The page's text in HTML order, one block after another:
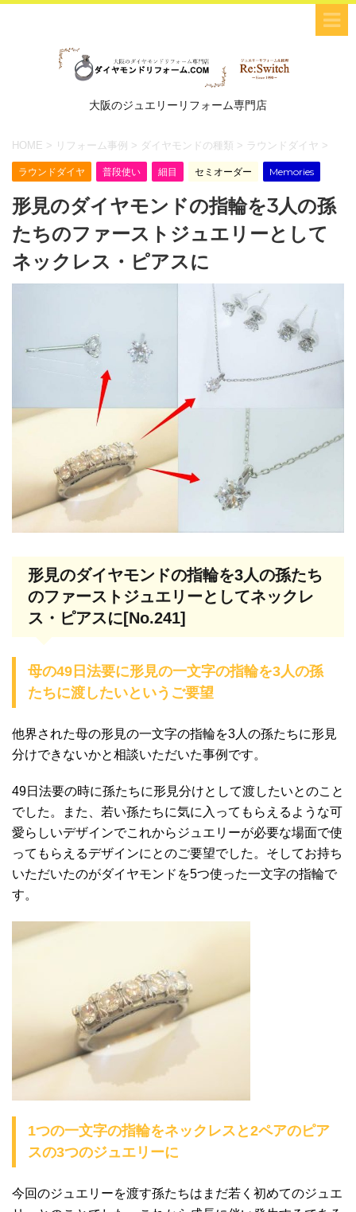
大阪のジュエリーリフォーム専門店
HOME > リフォーム事例 > ダイヤモンドの種類 > ラウンドダイヤ >
ラウンドダイヤ 普段使い 細目 セミオーダー Memories
形見のダイヤモンドの指輪を3人の孫
たちのファーストジュエリーとして
ネックレス・ピアスに
形見のダイヤモンドの指輪を3人の孫たち
のファーストジュエリーとしてネックレ
ス・ピアスに[No.241]
母の49日法要に形見の一文字の指輪を3人の孫
たちに渡したいというご要望
他界された母の形見の一文字の指輪を3人の孫たちに形見
分けできないかと相談いただいた事例です。
49日法要の時に孫たちに形見分けとして渡したいとのこと
でした。また、若い孫たちに気に入ってもらえるような可
愛らしいデザインでこれからジュエリーが必要な場面で使
ってもらえるデザインにとのご要望でした。そしてお持ち
いただいたのがダイヤモンドを5つ使った一文字の指輪で
す。
1つの一文字の指輪をネックレスと2ペアのピア
スの3つのジュエリーに
今回のジュエリーを渡す孫たちはまだ若く初めてのジュエ